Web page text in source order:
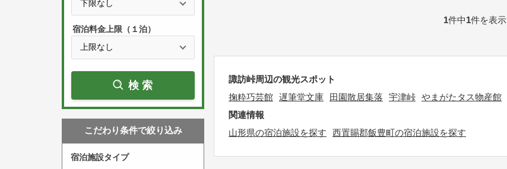
w
a
r
w
e
e
w
a
r
w
宿泊料金上限（１泊）
検索
こだわり条件で絞り込み
宿泊施設タイプ
1件中1件を表示
諏訪峠周辺の観光スポット
掬粋巧芸館 遅筆堂文庫 田園散居集落 宇津峠 やまがたタス物産館
関連情報
山形県の宿泊施設を探す
西置賜郡飯豊町の宿泊施設を探す